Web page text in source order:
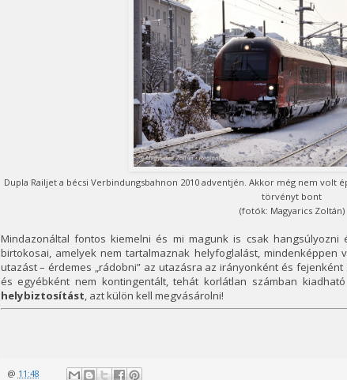
Dupla Railjet a bécsi Verbindungsbahnon 2010 adventjén. Akkor még nem volt
törvényt bont
(fotók: Magyarics Zoltán)
Mindazonáltal fontos kiemelni és mi magunk is csak
birtokosai, amelyek nem tartalmaznak helyfoglalást, mindenképpen
utazást – érdemes „rádobni” az utazásra az irányonként és
és egyébként nem kontingentált, tehát korlátlan számban kiadható
helybiztosítást, azt külön kell megvásárolni!
@ 11:48